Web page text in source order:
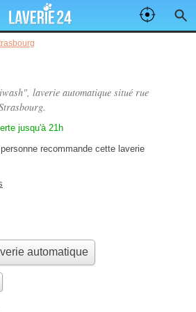
laverie automatique situé rue
jusqu'à 21h
recommande cette laverie
automatique